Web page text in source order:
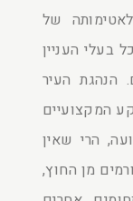
של
בעלי העניין
הנהגת העיר
המקצועיים
הרי שאין
מן החוץ,